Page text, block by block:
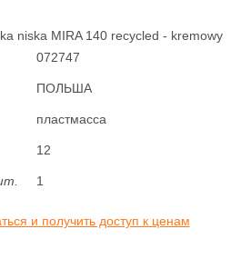
niska MIRA 140 recycled - kremowy
072747
ПОЛЬША
пластмасса
12
1
и получить доступ к ценам